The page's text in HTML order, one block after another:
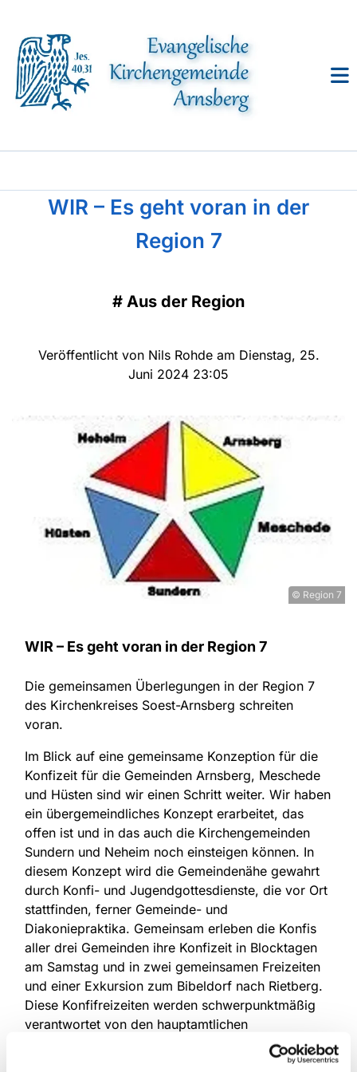
WIR – Es geht voran in der
Region 7
# Aus der Region
Veröffentlicht von Nils Rohde am Dienstag, 25.
Juni 2024 23:05
© Region 7
WIR – Es geht voran in der Region 7
Die gemeinsamen Überlegungen in der Region 7
des Kirchenkreises Soest-Arnsberg schreiten
voran.
Im Blick auf eine gemeinsame Konzeption für die
Konfizeit für die Gemeinden Arnsberg, Meschede
und Hüsten sind wir einen Schritt weiter. Wir haben
ein übergemeindliches Konzept erarbeitet, das
offen ist und in das auch die Kirchengemeinden
Sundern und Neheim noch einsteigen können. In
diesem Konzept wird die Gemeindenähe gewahrt
durch Konfi- und Jugendgottesdienste, die vor Ort
stattfinden, ferner Gemeinde- und
Diakoniepraktika. Gemeinsam erleben die Konfis
aller drei Gemeinden ihre Konfizeit in Blocktagen
am Samstag und in zwei gemeinsamen Freizeiten
und einer Exkursion zum Bibeldorf nach Rietberg.
Diese Konfifreizeiten werden schwerpunktmäßig
verantwortet von den hauptamtlichen
Jugendmitarbeitern Ulrich Frieling, Conny Abdullah
und dem Jugendpfarrer des Kirchenkreises